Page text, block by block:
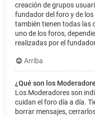
creación de grupos
fundador del foro y de
también tienen todas las
uno de los foros,
realizadas por el
Arriba
¿Qué son los
Los Moderadores son
cuidan el foro día a día.
borrar mensajes,